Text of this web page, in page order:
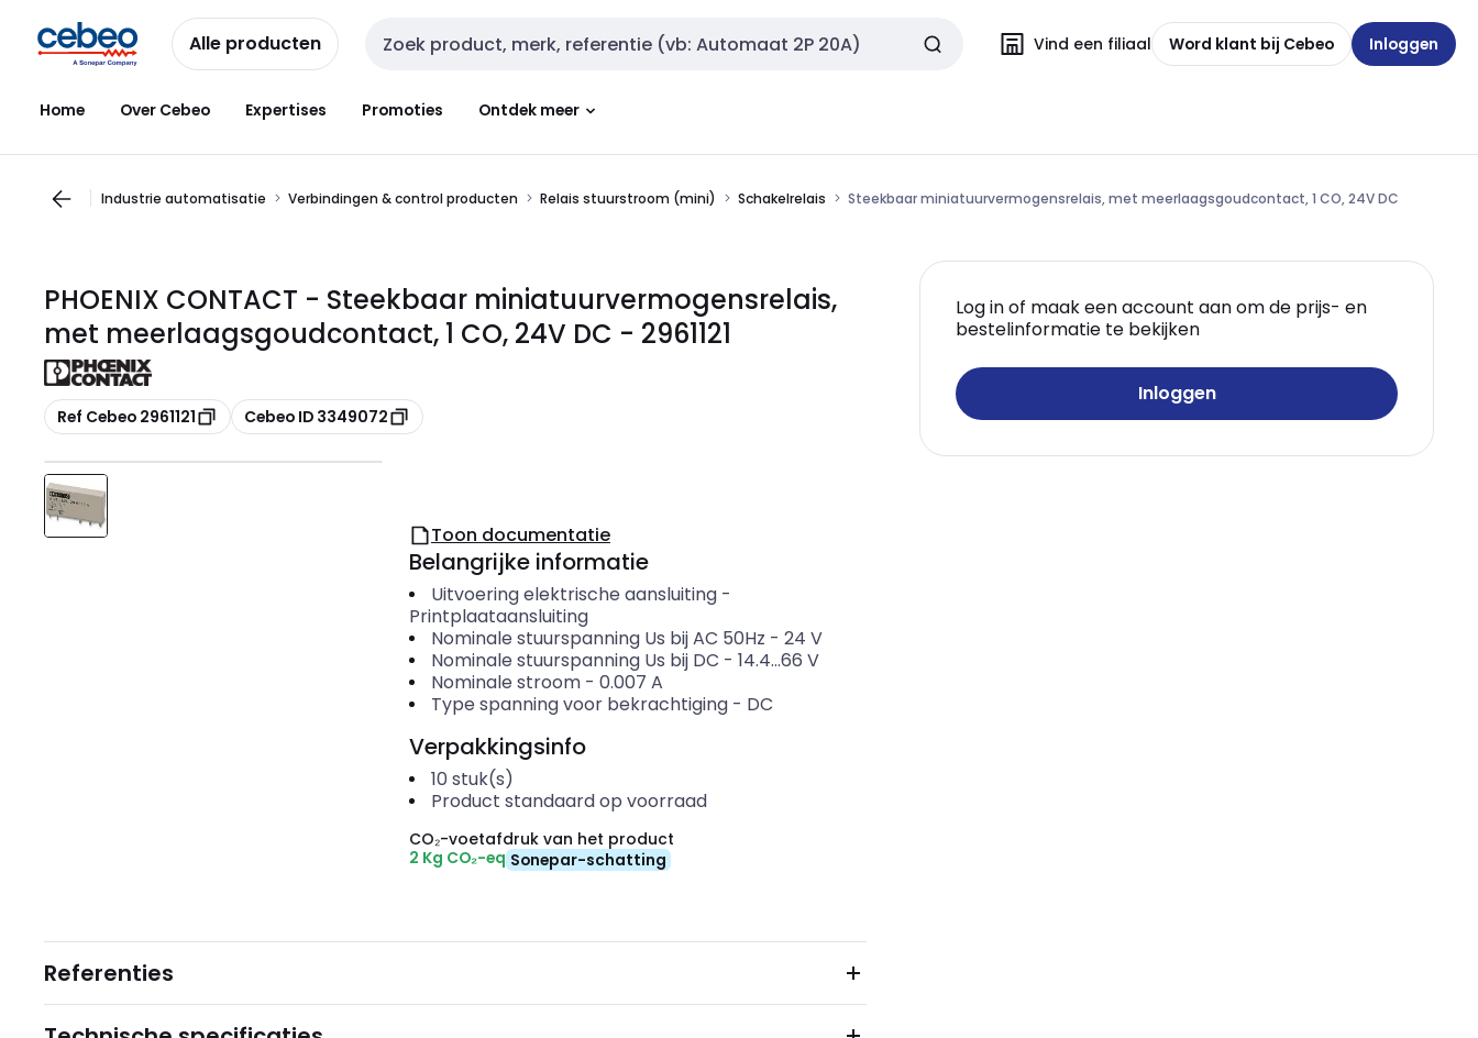
naar
navigatie
naar
inhoud
Alle producten Zoekveld invoer Vind een filiaal Word klant bij Cebeo Inloggen
Home Over Cebeo Expertises Promoties Ontdek meer
Industrie automatisatie Verbindingen & control producten Relais stuurstroom (mini) Schakelrelais Steekbaar miniatuurvermogensrelais, met meerlaagsgoudcontact, 1 CO, 24V DC
PHOENIX CONTACT - Steekbaar miniatuurvermogensrelais,
met meerlaagsgoudcontact, 1 CO, 24V DC - 2961121
Kopiëren
Ref Cebeo 2961121 Kopiëren
Cebeo ID 3349072
Log in of maak een account aan om de prijs- en
bestelinformatie te bekijken
Inloggen
Toon documentatie
Belangrijke informatie
Uitvoering elektrische aansluiting-
Printplaataansluiting
Nominale stuurspanning Us bij AC 50Hz - 24 V
Nominale stuurspanning Us bij DC - 14.4...66 V
Nominale stroom- 0.007 A
Type spanning voor bekrachtiging- DC
Verpakkingsinfo
10 stuk(s)
Product standaard op voorraad
CO₂-voetafdruk van het product
2 Kg CO₂-eq Sonepar-schatting
Referenties